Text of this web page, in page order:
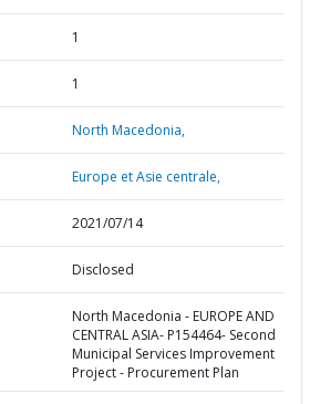
1
1
North Macedonia,
Europe et Asie centrale,
2021/07/14
Disclosed
North Macedonia - EUROPE AND
CENTRAL ASIA- P154464- Second
Municipal Services Improvement
Project - Procurement Plan